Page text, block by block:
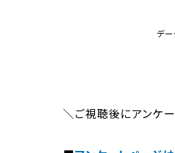
デー
＼ご視聴後にアンケ